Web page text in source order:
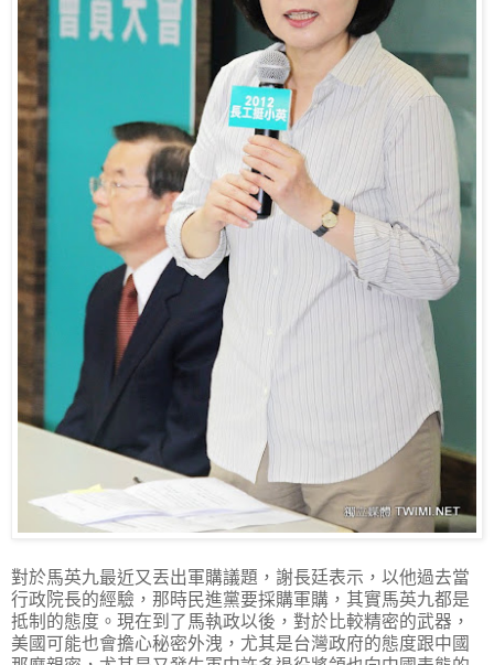
對於馬英九最近又丟出軍購議題，謝長廷表示，以他過去當
行政院長的經驗，那時民進黨要採購軍購，其實馬英九都是
抵制的態度。現在到了馬執政以後，對於比較精密的武器，
美國可能也會擔心秘密外洩，尤其是台灣政府的態度跟中國